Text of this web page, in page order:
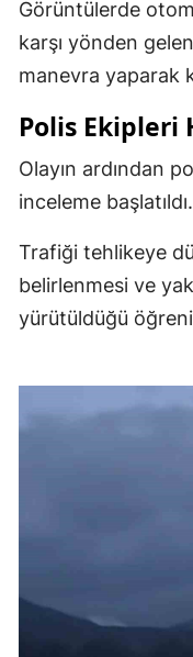
Görüntülerde
karşı yönden
manevra yaparak
Polis Ekipleri
Olayın ardından
inceleme başlatıldı.
Trafiği tehlikeye
belirlenmesi ve
yürütüldüğü